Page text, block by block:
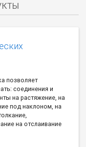
позволяет
соединения и
на растяжение, на
под наклоном, на
на отслаивание